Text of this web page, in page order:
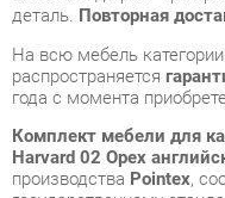
Комплект мебели для
Harvard 02 Орех
производстваPointex ,
государственному
Надеемся, вы останетесь
будем рады, если вы
использования, который
будущим покупателям.